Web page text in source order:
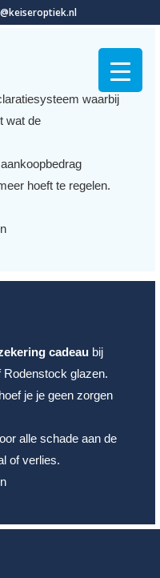
waarbij
wat de
hoeft te regelen.
cadeau bij
glazen.
je je geen zorgen
alle schade aan de
of verlies.